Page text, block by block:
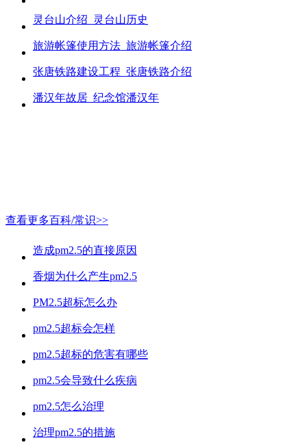
灵台山介绍_灵台山历史
旅游帐篷使用方法_旅游帐篷介绍
张唐铁路建设工程_张唐铁路介绍
潘汉年故居_纪念馆潘汉年
查看更多百科/常识>>
造成pm2.5的直接原因
香烟为什么产生pm2.5
PM2.5超标怎么办
pm2.5超标会怎样
pm2.5超标的危害有哪些
pm2.5会导致什么疾病
pm2.5怎么治理
治理pm2.5的措施